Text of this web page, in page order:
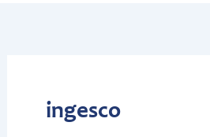
ingesco